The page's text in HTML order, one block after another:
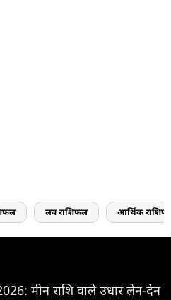
लव राशिफल आर्थिक
मीन राशि वाले उधार लेन-देन